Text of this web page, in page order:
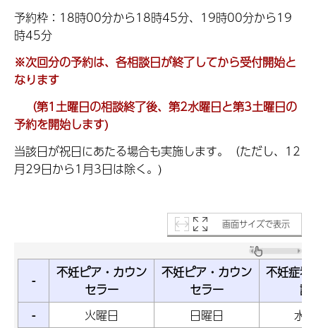
予約枠：18時00分から18時45分、19時00分から19
時45分
※次回分の予約は、各相談日が終了してから受付開始と
なります
（第1土曜日の相談終了後、第2水曜日と第3土曜日の
予約を開始します)
当該日が祝日にあたる場合も実施します。（ただし、12
月29日から1月3日は除く。)
画面サイズで表示
-
不妊ピア・カウン
セラー
不妊ピア・カウン
セラー
不妊症看
護
-
火曜日 日曜日
水